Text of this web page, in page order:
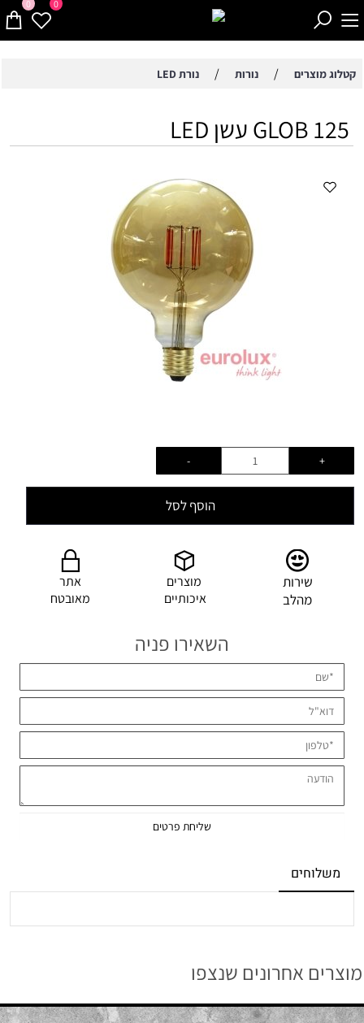
0 0
קטלוג מוצרים / נורות / נורת LED
GLOB 125 עשן LED
הוסף לסל
שירות
מהלב
מוצרים
איכותיים
אתר
מאובטח
השאירו פניה
משלוחים
מוצרים אחרונים שנצפו